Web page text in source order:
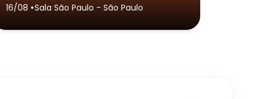
16/08 •Sala São Paulo - São Paulo